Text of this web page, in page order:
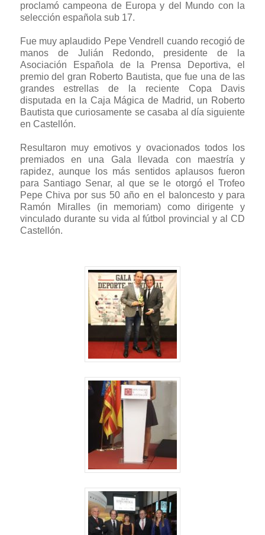
proclamó campeona de Europa y del Mundo con la
selección española sub 17.
Fue muy aplaudido Pepe Vendrell cuando recogió de
manos de Julián Redondo, presidente de la
Asociación Española de la Prensa Deportiva, el
premio del gran Roberto Bautista, que fue una de las
grandes estrellas de la reciente Copa Davis
disputada en la Caja Mágica de Madrid, un Roberto
Bautista que curiosamente se casaba al día siguiente
en Castellón.
Resultaron muy emotivos y ovacionados todos los
premiados en una Gala llevada con maestría y
rapidez, aunque los más sentidos aplausos fueron
para Santiago Senar, al que se le otorgó el Trofeo
Pepe Chiva por sus 50 año en el baloncesto y para
Ramón Miralles (in memoriam) como dirigente y
vinculado durante su vida al fútbol provincial y al CD
Castellón.